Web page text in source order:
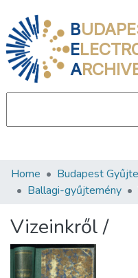
B
E
A
Communities &
Statistics
About us
Home Budapest
Ballagi-gyűjtemény
Vizeinkről /